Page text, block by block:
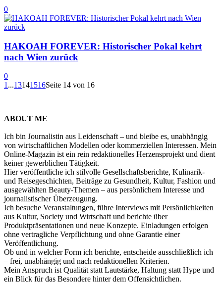
0
HAKOAH FOREVER: Historischer Pokal kehrt
nach Wien zurück
0
1 ...13141516Seite 14 von 16
ABOUT ME
Ich bin Journalistin aus Leidenschaft – und bleibe es, unabhängig
von wirtschaftlichen Modellen oder kommerziellen Interessen. Mein
Online-Magazin ist ein rein redaktionelles Herzensprojekt und dient
keiner gewerblichen Tätigkeit.
Hier veröffentliche ich stilvolle Gesellschaftsberichte, Kulinarik-
und Reisegeschichten, Beiträge zu Gesundheit, Kultur, Fashion und
ausgewählten Beauty-Themen – aus persönlichem Interesse und
journalistischer Überzeugung.
Ich besuche Veranstaltungen, führe Interviews mit Persönlichkeiten
aus Kultur, Society und Wirtschaft und berichte über
Produktpräsentationen und neue Konzepte. Einladungen erfolgen
ohne vertragliche Verpflichtung und ohne Garantie einer
Veröffentlichung.
Ob und in welcher Form ich berichte, entscheide ausschließlich ich
– frei, unabhängig und nach redaktionellen Kriterien.
Mein Anspruch ist Qualität statt Lautstärke, Haltung statt Hype und
ein Blick für das Besondere hinter dem Offensichtlichen.